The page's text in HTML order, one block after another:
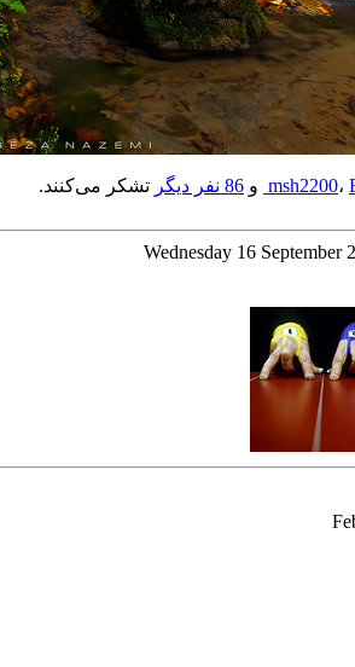
msh2200، و 86 نفر دیگر
تشکر می‌کنند.
Wednesday 16 September